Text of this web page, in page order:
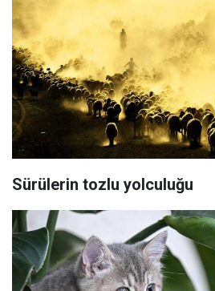
Sürülerin tozlu yolculuğu